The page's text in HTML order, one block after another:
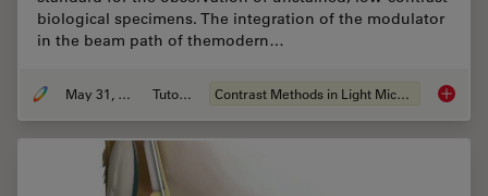
biological specimens. The integration of the modulator
in the beam path of themodern…
May 31, 2011 Tutorial Contrast Methods in Light Microscopy